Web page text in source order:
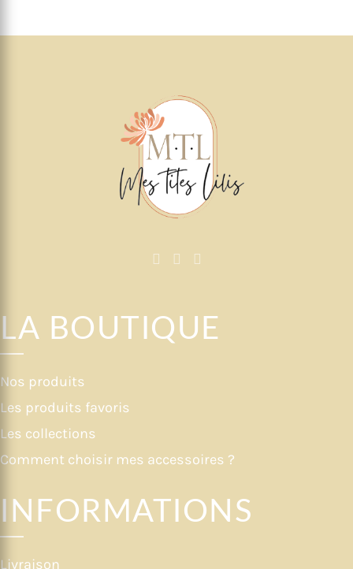
à
LA BOUTIQUE
Nos produits
Les produits favoris
Les collections
Comment choisir mes accessoires ?
INFORMATIONS
Livraison